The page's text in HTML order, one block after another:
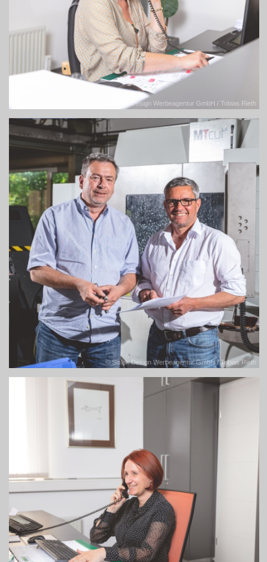
© Sislak Design Werbeagentur GmbH / Tobias Rieth
© Sislak Design Werbeagentur GmbH / Tobias Rieth